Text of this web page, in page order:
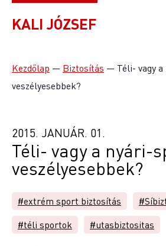
KALI JÓZSEF
Kezdőlap — Biztosítás — Téli- vagy
veszélyesebbek?
2015. JANUÁR. 01.
Téli- vagy a nyári-
veszélyesebbek?
#extrém sport biztosítás
#téli sportok
#utasbiztositas